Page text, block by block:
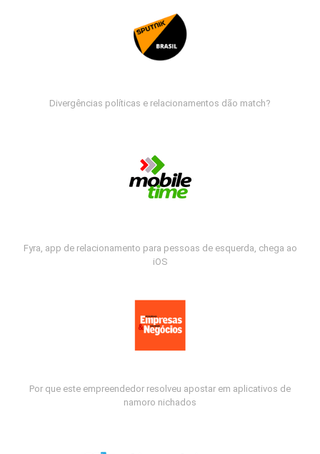
Divergências políticas e relacionamentos dão match?
Fyra, app de relacionamento para pessoas de esquerda, chega ao
iOS
Por que este empreendedor resolveu apostar em aplicativos de
namoro nichados